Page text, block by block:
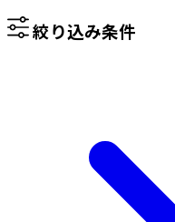
絞り込み条件